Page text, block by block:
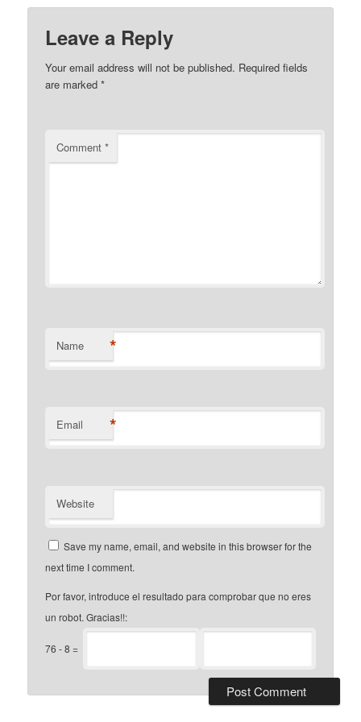
Leave a Reply
Your email address will not be published. Required fields
are marked*
Comment*
Name *
Email *
Website
Save my name, email, and website in this browser for the
next time I comment.
Por favor, introduce el resultado para comprobar que no eres
un robot. Gracias!!:
76 -8 =